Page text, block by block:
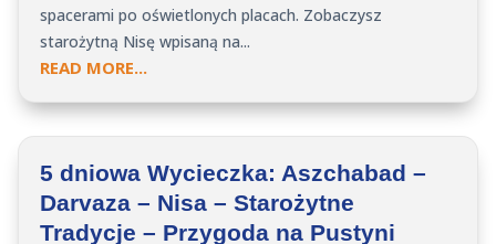
spacerami po oświetlonych placach. Zobaczysz
starożytną Nisę wpisaną na...
READ MORE...
5 dniowa Wycieczka: Aszchabad –
Darvaza – Nisa – Starożytne
Tradycje – Przygoda na Pustyni